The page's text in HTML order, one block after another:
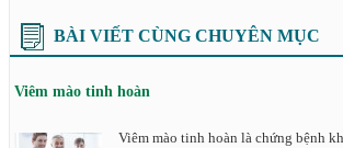
BÀI VIẾT CÙNG CHUYÊN MỤC
Viêm mào tinh hoàn
Viêm mào tinh hoàn là chứng bệnh